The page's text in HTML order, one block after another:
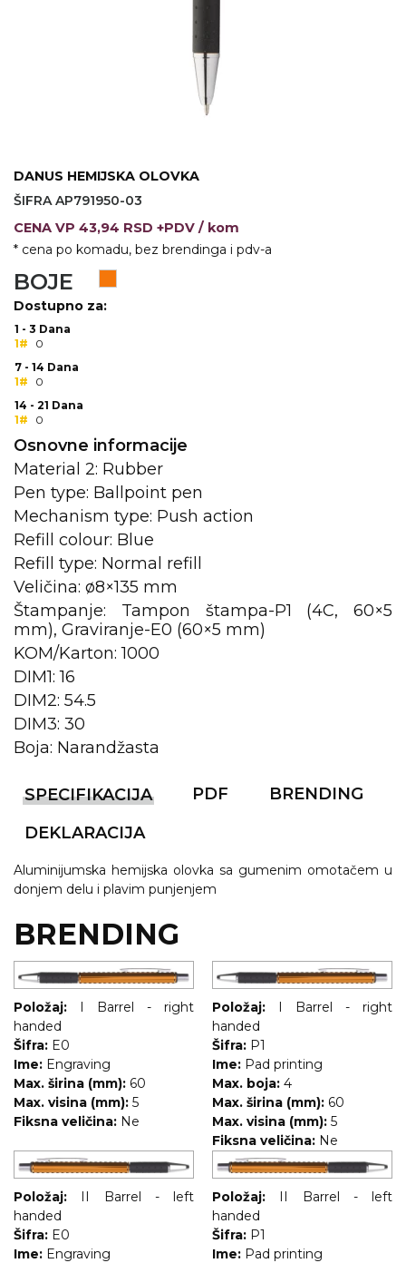
ALAT
ŠOLJE
LAMPE
ZDRAVLJE I LEPOTA
DUKSEVI I KABANICE
KAČKETI, KAPE I ŠEŠIRI
POLO MAJICE
KOŠULJE
UNIFORME
STRETCH TOPS
SUBLIMACIJA
CRICKET UPALJAČI
ŠIBICA
JAKNE I PRSLUCI
HYGIENIC KOLEKCIJA
OKOVRATNE ID TRAKICE
DOGAĐAJE
ID PLOČICA
BOCE
TEHNOLOGIJA
KANCELARIJA
KUĆNI SETOVI
OLOVKE
PRIVESCI & ALATI
TORBE & PUTOVANJE
TEKSTIL
RADNA OPREMA
DANUS HEMIJSKA OLOVKA
ŠIFRA AP791950-03
CENA VP 43,94 RSD +PDV / kom
* cena po komadu, bez brendinga i pdv-a
BOJE
Dostupno za:
1 - 3 Dana
1#
0
7 - 14 Dana
1#
0
14 - 21 Dana
1#
0
Osnovne informacije
Material 2: Rubber
Pen type: Ballpoint pen
Mechanism type: Push action
Refill colour: Blue
Refill type: Normal refill
Veličina: ø8×135 mm
Štampanje: Tampon štampa-P1 (4C, 60×5
mm), Graviranje-E0 (60×5 mm)
KOM/Karton: 1000
DIM1: 16
DIM2: 54.5
DIM3: 30
Boja: Narandžasta
SPECIFIKACIJA PDF
BRENDING
DEKLARACIJA
Aluminijumska hemijska olovka sa gumenim omotačem u
donjem delu i plavim punjenjem
BRENDING
Položaj:
I Barrel - right
handed
Šifra: E0
Ime: Engraving
Max. širina (mm): 60
Max. visina (mm): 5
Fiksna veličina: Ne
Položaj:
I Barrel - right
handed
Šifra: P1
Ime: Pad printing
Max. boja: 4
Max. širina (mm): 60
Max. visina (mm): 5
Fiksna veličina: Ne
Položaj:
II Barrel - left
handed
Šifra: E0
Ime: Engraving
Položaj:
II Barrel - left
handed
Šifra: P1
Ime: Pad printing